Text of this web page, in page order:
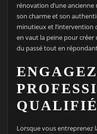
rénovation d’une
son charme et son
minutieux et l’intervention
en vaut la peine pour
du passé tout en
Lorsque vous entreprenez